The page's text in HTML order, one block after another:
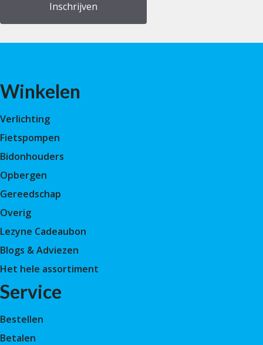
Winkelen
Verlichting
Fietspompen
Bidonhouders
Opbergen
Gereedschap
Overig
Lezyne Cadeaubon
Blogs & Adviezen
Het hele assortiment
Service
Bestellen
Betalen